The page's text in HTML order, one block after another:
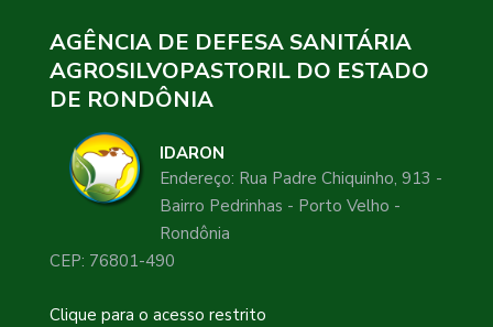
AGÊNCIA DE DEFESA SANITÁRIA
AGROSILVOPASTORIL DO ESTADO
DE RONDÔNIA
IDARON
Endereço: Rua Padre Chiquinho, 913 -
Bairro Pedrinhas - Porto Velho -
Rondônia
CEP: 76801-490
Clique para o acesso restrito